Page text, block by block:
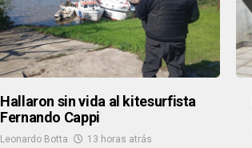
Hallaron sin vida al kitesurfista
Fernando Cappi
Leonardo Botta 13 horas atrás